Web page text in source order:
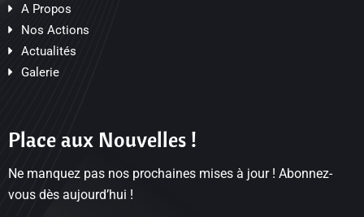
A Propos
Nos Actions
Actualités
Galerie
Place aux Nouvelles !
Ne manquez pas nos prochaines mises à jour ! Abonnez-
vous dès aujourd’hui !